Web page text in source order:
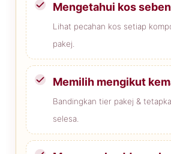
Mengetahui kos
Lihat pecahan kos setiap
pakej.
Memilih mengikut
Bandingkan tier pakej &
selesa.